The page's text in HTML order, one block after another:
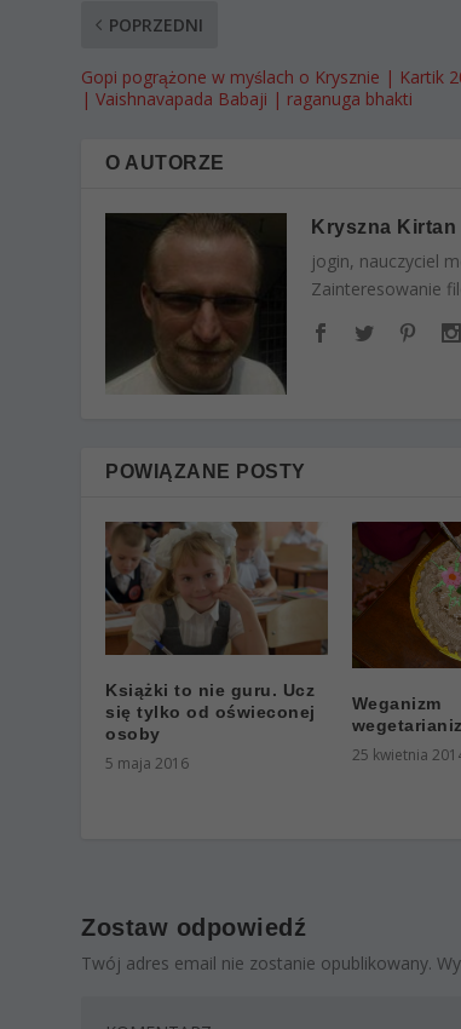
POPRZEDNI
Gopi pogrążone w myślach o Krysznie | Kartik
| Vaishnavapada Babaji | raganuga bhakti
O AUTORZE
Kryszna Kirtan
jogin, nauczyciel
Zainteresowanie
POWIĄZANE POSTY
Książki to nie guru. Ucz
się tylko od oświeconej
osoby
5 maja 2016
Weganizm
25 kwietnia
Zostaw odpowiedź
Twój adres email nie zostanie opublikowany.